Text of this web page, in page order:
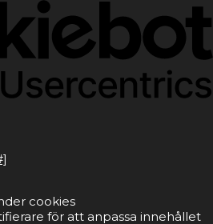
cookies
för att anpassa innehållet